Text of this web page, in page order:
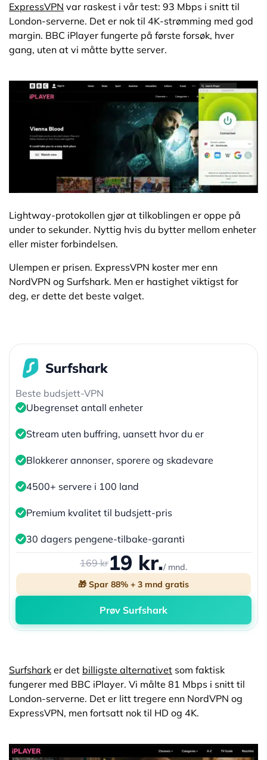
ExpressVPN var raskest i vår test: 93 Mbps i snitt til
London-serverne. Det er nok til 4K-strømming med god
margin. BBC iPlayer fungerte på første forsøk, hver
gang, uten at vi måtte bytte server.
Lightway-protokollen gjør at tilkoblingen er oppe på
under to sekunder. Nyttig hvis du bytter mellom enheter
eller mister forbindelsen.
Ulempen er prisen. ExpressVPN koster mer enn
NordVPN og Surfshark. Men er hastighet viktigst for
deg, er dette det beste valget.
Surfshark
Beste budsjett-VPN
Ubegrenset antall enheter
Stream uten buffring, uansett hvor du er
Blokkerer annonser, sporere og skadevare
4500+ servere i 100 land
Premium kvalitet til budsjett-pris
30 dagers pengene-tilbake-garanti
169 kr19 kr./ mnd.
🎁 Spar 88% + 3 mnd gratis
Prøv Surfshark
Surfshark er det billigste alternativet som faktisk
fungerer med BBC iPlayer. Vi målte 81 Mbps i snitt til
London-serverne. Det er litt tregere enn NordVPN og
ExpressVPN, men fortsatt nok til HD og 4K.